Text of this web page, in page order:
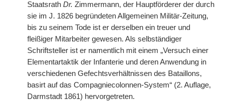
Staatsrath Dr. Zimmermann, der Hauptförderer der durch
sie im J. 1826 begründeten Allgemeinen Militär-Zeitung,
bis zu seinem Tode ist er derselben ein treuer und
fleißiger Mitarbeiter gewesen. Als selbständiger
Schriftsteller ist er namentlich mit einem „Versuch einer
Elementartaktik der Infanterie und deren Anwendung in
verschiedenen Gefechtsverhältnissen des Bataillons,
basirt auf das Compagniecolonnen-System“ (2. Auflage,
Darmstadt 1861) hervorgetreten.